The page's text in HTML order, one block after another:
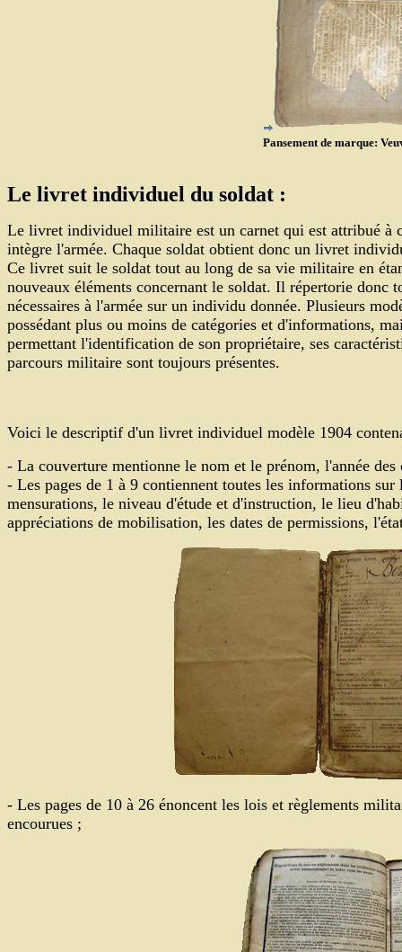
Pansement de marque:
Le livret individuel du soldat :
Le livret individuel militaire est un carnet qui est attribué à
intègre l'armée. Chaque soldat obtient donc un livret
Ce livret suit le soldat tout au long de sa vie militaire en
nouveaux éléments concernant le soldat. Il répertorie donc
nécessaires à l'armée sur un individu donnée. Plusieurs
possédant plus ou moins de catégories et d'informations,
permettant l'identification de son propriétaire, ses
parcours militaire sont toujours présentes.
Voici le descriptif d'un livret individuel modèle 1904
- La couverture mentionne le nom et le prénom, l'année des
- Les pages de 1 à 9 contiennent toutes les informations
mensurations, le niveau d'étude et d'instruction, le lieu
appréciations de mobilisation, les dates de permissions,
- Les pages de 10 à 26 énoncent les lois et règlements
encourues ;